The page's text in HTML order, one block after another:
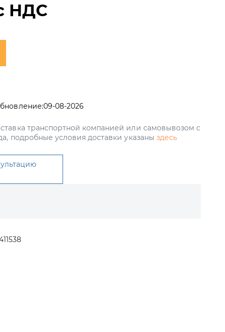
НДС
09-08-2026
транспортной компанией или самовывозом с
подробные условия доставки указаны здесь